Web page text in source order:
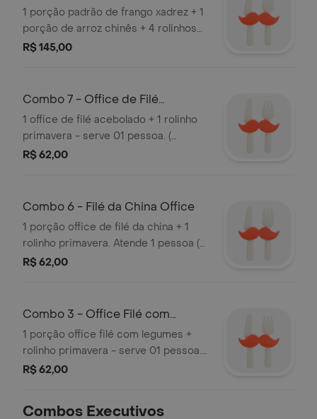
1 porção padrão de frango xadrez + 1
porção de arroz chinês + 4 rolinhos
primavera - serve até 04 pessoas.
R$ 145,00
Combo 7 - Office de Filé
Acebolado
1 office de filé acebolado + 1 rolinho
primavera - serve 01 pessoa. (
metade arroz chinês/metade file
R$ 62,00
Combo 6 - Filé da China Office
1 porção office de filé da china + 1
rolinho primavera. Atende 1 pessoa (
metade arroz chinês/metade file da
R$ 62,00
Combo 3 - Office Filé com
Legumes
1 porção office filé com legumes +
rolinho primavera - serve 01 pessoa.
(metade arroz chinês/metade file
R$ 62,00
Combos Executivos